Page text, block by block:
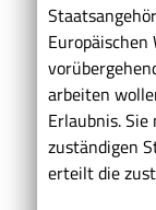
arbeiten
Erlaubnis.
zuständigen
erteilt die